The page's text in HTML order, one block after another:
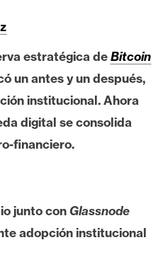
estratégica deBitcoin
un antes y un después,
institucional. Ahora
digital se consolida
financiero.
junto conGlassnode
adopción institucional